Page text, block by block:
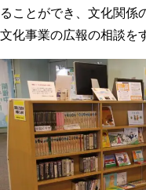
ることができ、文化関係
文化事業の広報の相談を